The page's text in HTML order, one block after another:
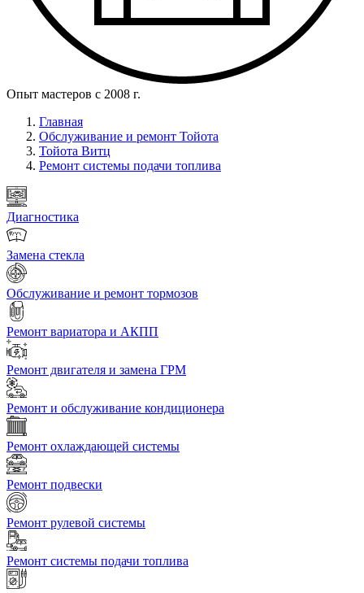
Опыт мастеров с 2008 г.
Главная
Обслуживание и ремонт Тойота
Тойота Витц
Ремонт системы подачи топлива
Диагностика
Замена стекла
Обслуживание и ремонт тормозов
Ремонт вариатора и АКПП
Ремонт двигателя и замена ГРМ
Ремонт и обслуживание кондиционера
Ремонт охлаждающей системы
Ремонт подвески
Ремонт рулевой системы
Ремонт системы подачи топлива